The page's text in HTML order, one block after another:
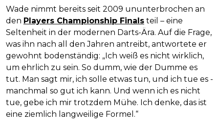
Wade nimmt bereits seit 2009 ununterbrochen an
den Players Championship Finals teil – eine
Seltenheit in der modernen Darts-Ära. Auf die Frage,
was ihn nach all den Jahren antreibt, antwortete er
gewohnt bodenständig: „Ich weiß es nicht wirklich,
um ehrlich zu sein. So dumm, wie der Dumme es
tut. Man sagt mir, ich solle etwas tun, und ich tue es -
manchmal so gut ich kann. Und wenn ich es nicht
tue, gebe ich mir trotzdem Mühe. Ich denke, das ist
eine ziemlich langweilige Formel.“